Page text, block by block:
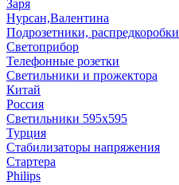
Заря
Нурсан,Валентина
Подрозетники, распредкоробки
Светоприбор
Телефонные розетки
Светильники и прожектора
Китай
Россия
Светильники 595х595
Турция
Стабилизаторы напряжения
Стартера
Philips